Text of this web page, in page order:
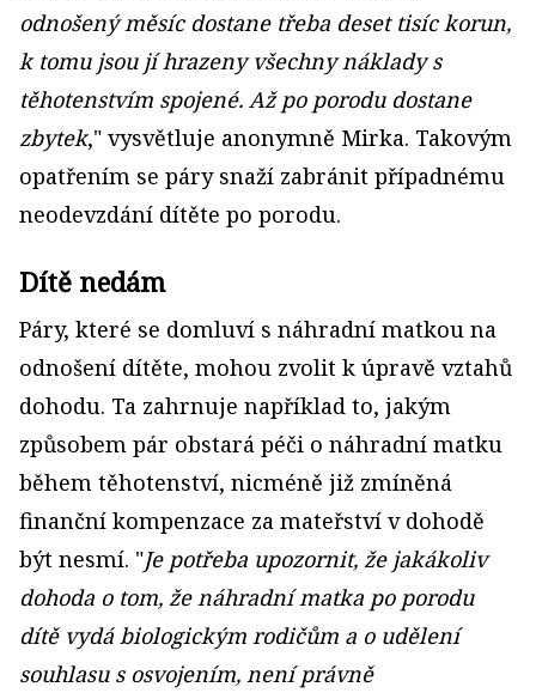
odnošený měsíc dostane třeba deset tisíc korun,
k tomu jsou jí hrazeny všechny náklady s
těhotenstvím spojené. Až po porodu dostane
zbytek," vysvětluje anonymně Mirka. Takovým
opatřením se páry snaží zabránit případnému
neodevzdání dítěte po porodu.
Dítě nedám
Páry, které se domluví s náhradní matkou na
odnošení dítěte, mohou zvolit k úpravě vztahů
dohodu. Ta zahrnuje například to, jakým
způsobem pár obstará péči o náhradní matku
během těhotenství, nicméně již zmíněná
finanční kompenzace za mateřství v dohodě
být nesmí. "Je potřeba upozornit, že jakákoliv
dohoda o tom, že náhradní matka po porodu
dítě vydá biologickým rodičům a o udělení
souhlasu s osvojením, není právně